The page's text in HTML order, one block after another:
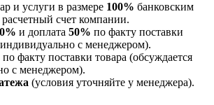
и услуги в размере 100% банковским
счет компании.
и доплата 50% по факту поставки
с менеджером).
по факту поставки товара (обсуждается
с менеджером).
(условия уточняйте у менеджера).